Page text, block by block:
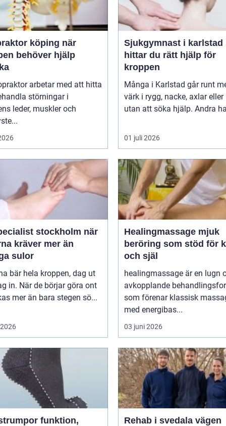
köping när
behöver hjälp
arbetar med att hitta
störningar i
leder, muskler och
Sjukgymnast i karlstad så
hittar du rätt hjälp för
kroppen
Många i Karlstad går runt
värk i rygg, nacke, axlar
utan att söka hjälp. Andra
01 juli 2026
stockholm när
kräver mer än
sulor
bär hela kroppen, dag ut
in. När de börjar göra ont
påverkas mer än bara stegen sö...
Healingmassage mjuk
beröring som stöd för
och själ
healingmassage är en lugn
avkopplande
som förenar klassisk
med energibas...
03 juni 2026
funktion,
Rehab i svedala vägen